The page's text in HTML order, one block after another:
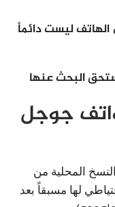
الهاتف ليست دائماً
البحث عنها
جوجل
المحلية من
لها مسبقاً بعد